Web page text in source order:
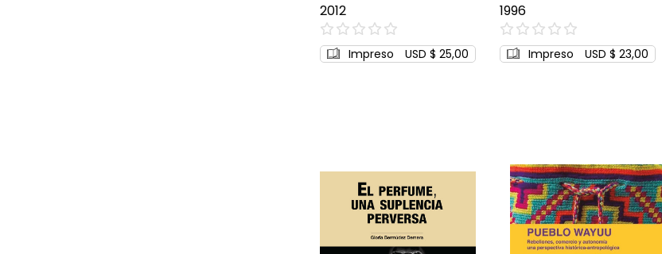
2012
0%
Impreso USD $ 25,00
1996
0%
Impreso USD $ 23,00